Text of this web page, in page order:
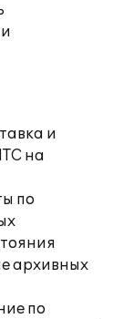
и
на
по
архивных
по